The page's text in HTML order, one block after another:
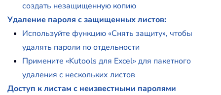
создать незащищенную копию
Удаление пароля с защищенных листов:
Используйте функцию «Снять защиту», чтобы
удалять пароли по отдельности
Примените «Kutools для Excel» для пакетного
удаления с нескольких листов
Доступ к листам с неизвестными паролями